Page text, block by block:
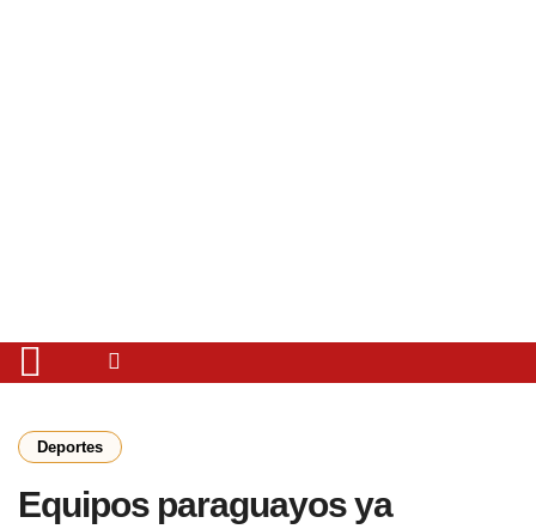
Deportes
Equipos paraguayos ya